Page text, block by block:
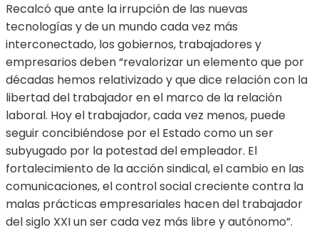
Recalcó que ante la irrupción de las nuevas
tecnologías y de un mundo cada vez más
interconectado, los gobiernos, trabajadores y
empresarios deben “revalorizar un elemento que por
décadas hemos relativizado y que dice relación con la
libertad del trabajador en el marco de la relación
laboral. Hoy el trabajador, cada vez menos, puede
seguir concibiéndose por el Estado como un ser
subyugado por la potestad del empleador. El
fortalecimiento de la acción sindical, el cambio en las
comunicaciones, el control social creciente contra la
malas prácticas empresariales hacen del trabajador
del siglo XXI un ser cada vez más libre y autónomo”.